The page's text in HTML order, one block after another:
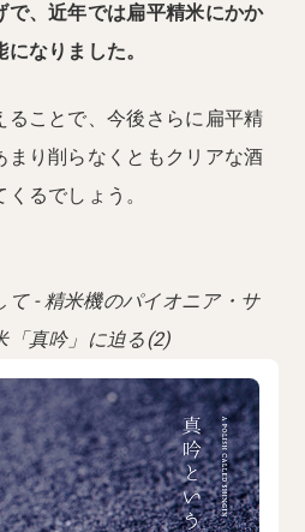
で、近年では扁平精米にかか
なりました。
ことで、今後さらに扁平精
り削らなくともクリアな酒
るでしょう。
て - 精米機のパイオニア・サ
「真吟」に迫る(2)